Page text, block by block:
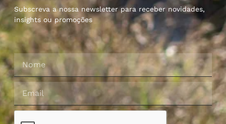
Subscreva a nossa newsletter para receber novidades,
insights ou promoções